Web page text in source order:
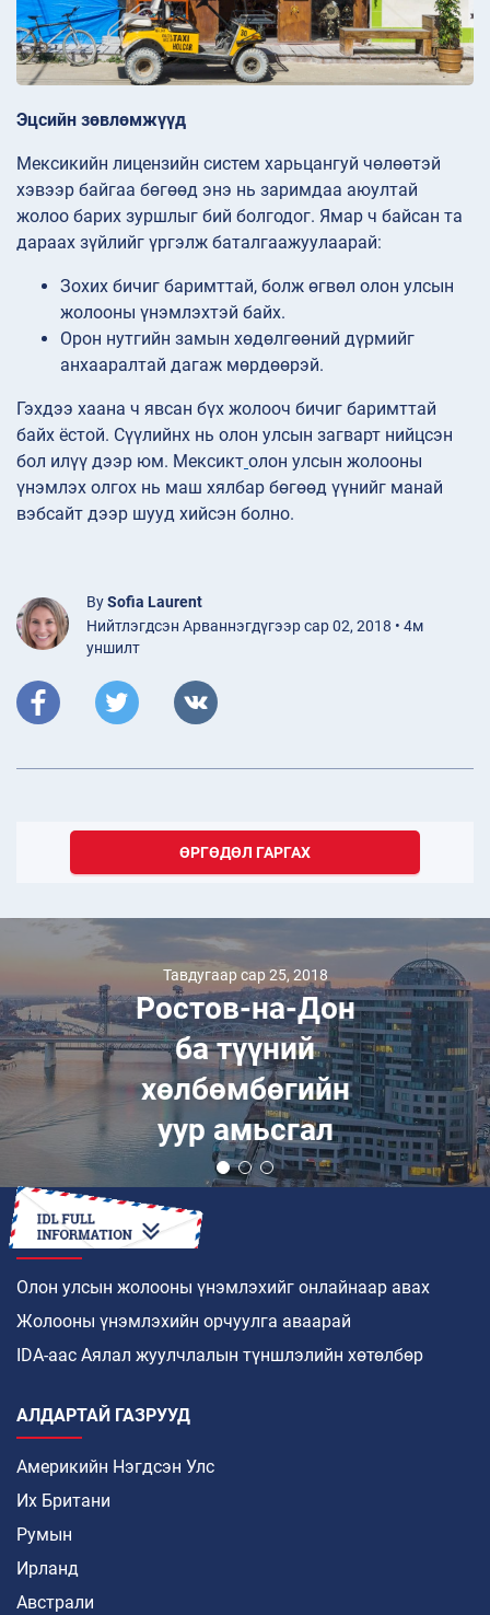
Эцсийн зөвлөмжүүд
Мексикийн лицензийн систем харьцангуй чөлөөтэй
хэвээр байгаа бөгөөд энэ нь заримдаа аюултай
жолоо барих зуршлыг бий болгодог. Ямар ч байсан та
дараах зүйлийг үргэлж баталгаажуулаарай:
Зохих бичиг баримттай, болж өгвөл олон улсын
жолооны үнэмлэхтэй байх.
Орон нутгийн замын хөдөлгөөний дүрмийг
анхааралтай дагаж мөрдөөрэй.
Гэхдээ хаана ч явсан бүх жолооч бичиг баримттай
байх ёстой. Сүүлийнх нь олон улсын загварт нийцсэн
бол илүү дээр юм. Мексикт олон улсын жолооны
үнэмлэх олгох нь маш хялбар бөгөөд үүнийг манай
вэбсайт дээр шууд хийсэн болно.
BySofia Laurent
Нийтлэгдсэн Арваннэгдүгээр сар 02, 2018 • 4м
уншилт
ӨРГӨДӨЛ ГАРГАХ
Тавдугаар сар 25, 2018
Ростов-на-Дон
ба түүний
хөлбөмбөгийн
уур амьсгал
ХЭРХЭН
Олон улсын жолооны үнэмлэхийг онлайнаар авах
Жолооны үнэмлэхийн орчуулга аваарай
IDA-аас Аялал жуулчлалын түншлэлийн хөтөлбөр
АЛДАРТАЙ ГАЗРУУД
Америкийн Нэгдсэн Улс
Их Британи
Румын
Ирланд
Австрали